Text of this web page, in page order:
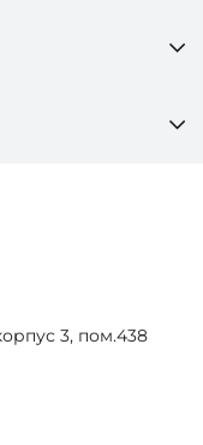
3, пом.438